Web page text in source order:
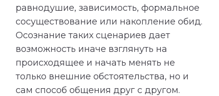
равнодушие, зависимость, формальное
сосуществование или накопление обид.
Осознание таких сценариев дает
возможность иначе взглянуть на
происходящее и начать менять не
только внешние обстоятельства, но и
сам способ общения друг с другом.